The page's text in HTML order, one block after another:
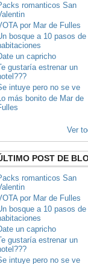
romanticos San
por Mar de Fulles
bosque a 10 pasos de
un capricho
gustaría estrenar un
intuye pero no se ve
más bonito de Mar de
Ver
POST DE
romanticos San
por Mar de Fulles
bosque a 10 pasos de
un capricho
gustaría estrenar un
intuye pero no se ve